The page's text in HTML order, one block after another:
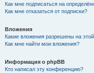
Как мне подписаться на
Как мне отказаться от подписки?
Вложения
Какие вложения разрешены на
Как мне найти мои вложения?
Информация о phpBB
Кто написал эту конференцию?